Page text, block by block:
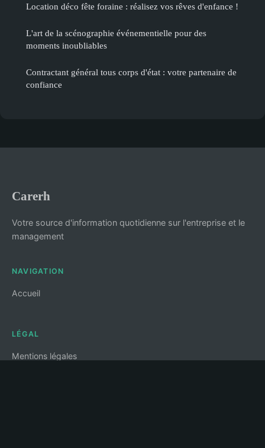
Location déco fête foraine : réalisez vos rêves d'enfance !
L'art de la scénographie événementielle pour des
moments inoubliables
Contractant général tous corps d'état : votre partenaire de
confiance
Carerh
Votre source d'information quotidienne sur l'entreprise et le
management
NAVIGATION
Accueil
LÉGAL
Mentions légales